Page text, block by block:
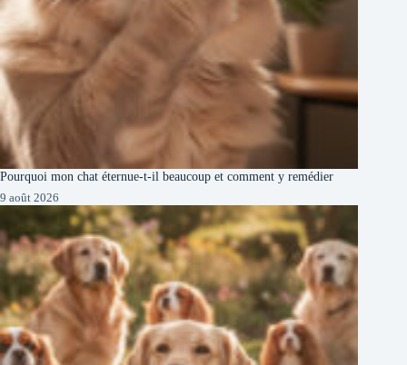
Pourquoi mon chat éternue-t-il beaucoup et comment y remédier
9 août 2026